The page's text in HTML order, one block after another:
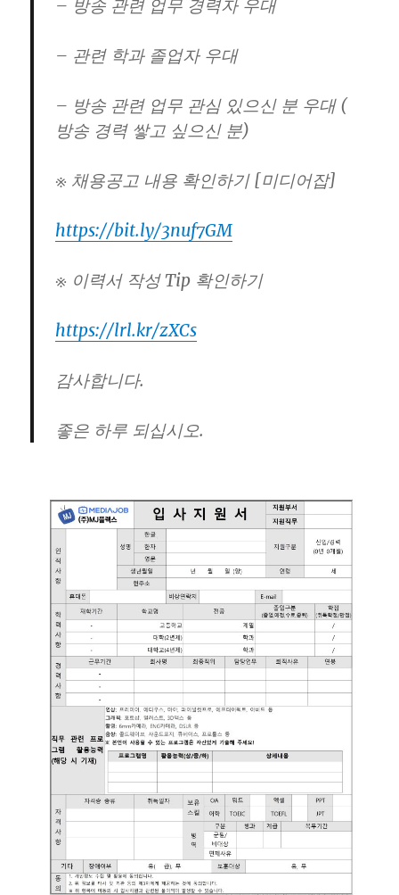
– 방송 관련 업무 경력자 우대
– 관련 학과 졸업자 우대
– 방송 관련 업무 관심 있으신 분 우대 (
방송 경력 쌓고 싶으신 분)
※ 채용공고 내용 확인하기 [미디어잡]
https://bit.ly/3nuf7GM
※ 이력서 작성 Tip 확인하기
https://lrl.kr/zXCs
감사합니다.
좋은 하루 되십시오.